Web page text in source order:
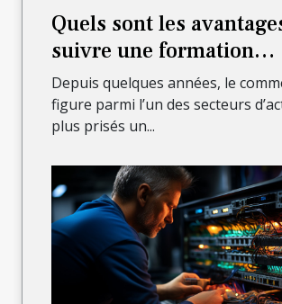
Quels sont les
suivre une formation
commerciale ?
Depuis quelques années, le
figure parmi l’un des secteurs
plus prisés un...